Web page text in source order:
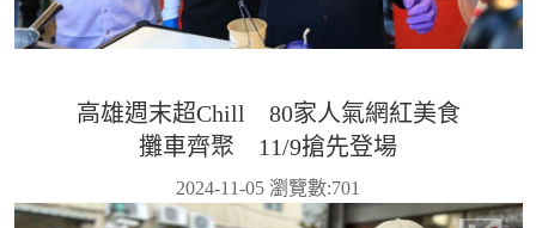
高雄週末超Chill 80家人氣網紅美食
攤車齊聚 11/9搶先登場
2024-11-05 瀏覽數:701